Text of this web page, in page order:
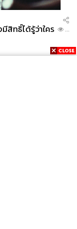
สิทธิ์ได้รู้ว่าใคร
...